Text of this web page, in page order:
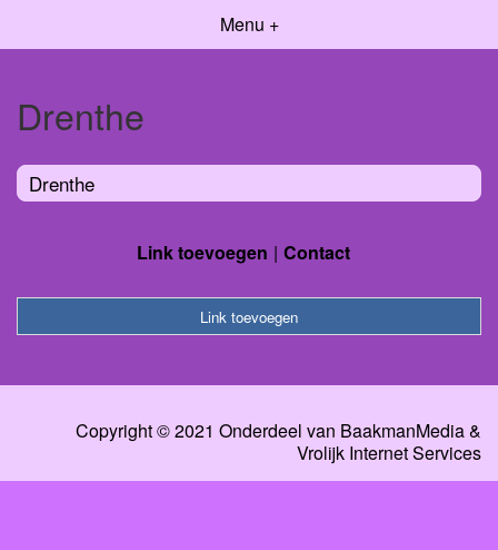
Menu +
Drenthe
Drenthe
Link toevoegen Contact
Link toevoegen
Copyright © 2021 Onderdeel van BaakmanMedia&
Vrolijk Internet Services